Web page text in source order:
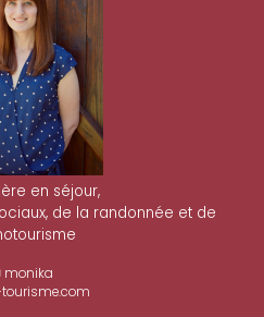
en séjour,
de la randonnée et de
monika